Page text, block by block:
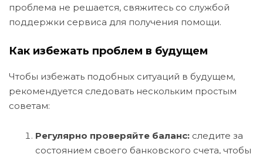
проблема не решается, свяжитесь со службой
поддержки сервиса для получения помощи.
Как избежать проблем в будущем
Чтобы избежать подобных ситуаций в будущем,
рекомендуется следовать нескольким простым
советам:
Регулярно проверяйте баланс: следите за
состоянием своего банковского счета, чтобы